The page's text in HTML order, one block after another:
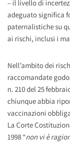
– il livello di
adeguato significa
paternalistiche su
ai rischi, inclusi i
Nell’ambito dei
raccomandate
n. 210 del 25
chiunque abbia
vaccinazioni
La Corte
1998 “non vi è